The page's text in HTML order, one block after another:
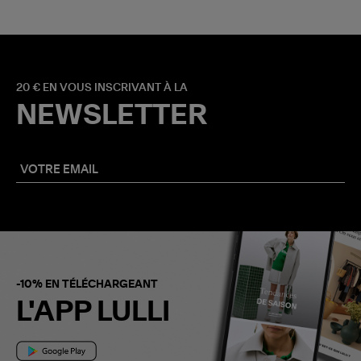
20 € EN VOUS INSCRIVANT À LA
NEWSLETTER
-10% EN TÉLÉCHARGEANT
L'APP LULLI